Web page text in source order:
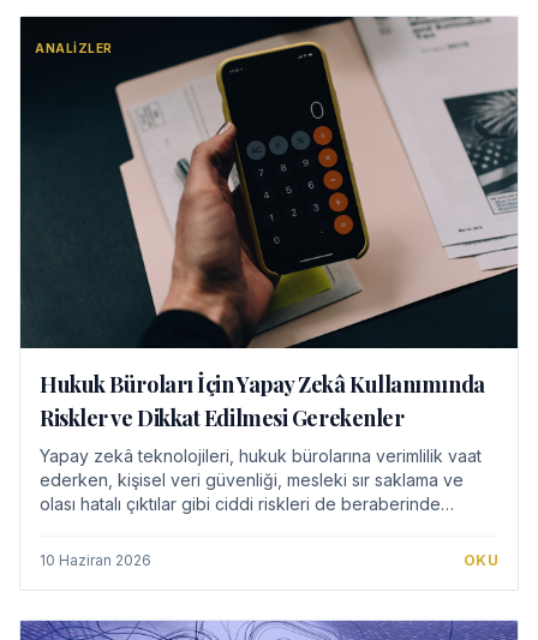
ANALIZLER
Hukuk Büroları İçin Yapay Zekâ Kullanımında
Riskler ve Dikkat Edilmesi Gerekenler
Yapay zekâ teknolojileri, hukuk bürolarına verimlilik vaat
ederken, kişisel veri güvenliği, mesleki sır saklama ve
olası hatalı çıktılar gibi ciddi riskleri de beraberinde
10 Haziran 2026 OKU